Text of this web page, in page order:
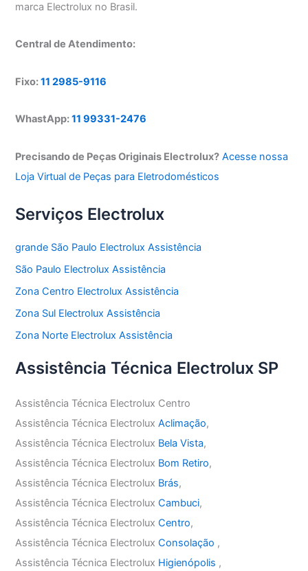
marca Electrolux no Brasil.
Central de Atendimento:
Fixo:11 2985-9116
WhastApp:11 99331-2476
Precisando de Peças Originais Electrolux? Acesse nossa
Loja Virtual de Peças para Eletrodomésticos
Serviços Electrolux
grande São Paulo Electrolux Assistência
São Paulo Electrolux Assistência
Zona Centro Electrolux Assistência
Zona Sul Electrolux Assistência
Zona Norte Electrolux Assistência
Assistência Técnica Electrolux SP
Assistência Técnica Electrolux Centro
Assistência Técnica ElectroluxAclimação,
Assistência Técnica Electrolux Bela Vista,
Assistência Técnica Electrolux Bom Retiro,
Assistência Técnica Electrolux Brás,
Assistência Técnica ElectroluxCambuci,
Assistência Técnica ElectroluxCentro,
Assistência Técnica ElectroluxConsolação ,
Assistência Técnica Electrolux Higienópolis ,